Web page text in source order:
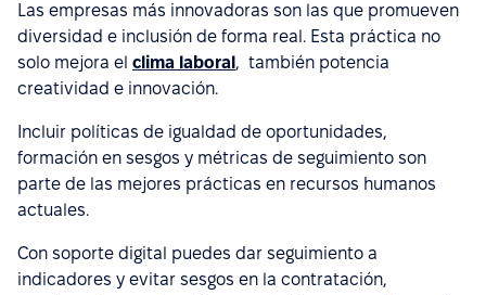
Las empresas más innovadoras son las que promueven
diversidad e inclusión de forma real. Esta práctica no
solo mejora el clima laboral, también potencia
creatividad e innovación.
Incluir políticas de igualdad de oportunidades,
formación en sesgos y métricas de seguimiento son
parte de las mejores prácticas en recursos humanos
actuales.
Con soporte digital puedes dar seguimiento a
indicadores y evitar sesgos en la contratación,